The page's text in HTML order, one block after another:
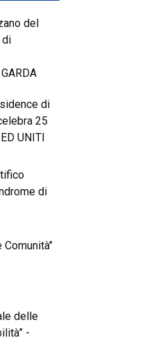
del
di
di
25
UNITI
di
Comunità"
delle
-